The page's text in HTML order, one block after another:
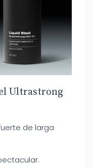
Ultrastrong
de larga